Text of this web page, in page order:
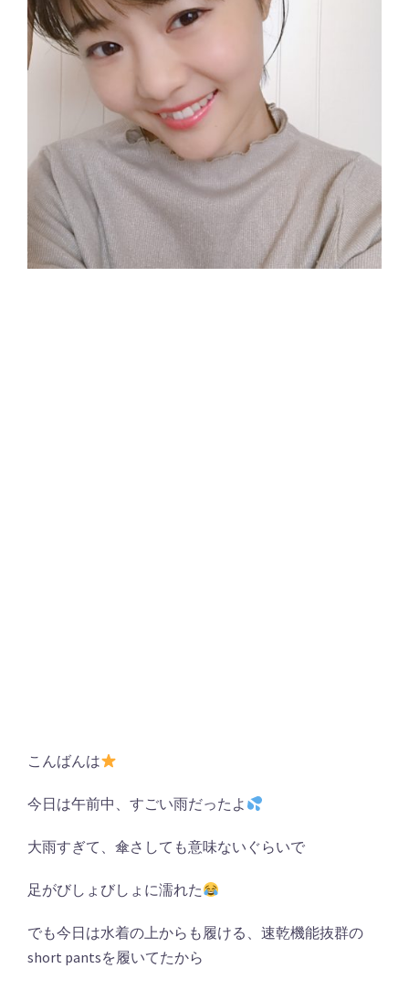
こんばんは
今日は午前中、すごい雨だったよ
大雨すぎて、傘さしても意味ないぐらいで
足がびしょびしょに濡れた
でも今日は水着の上からも履ける、速乾機能抜群の
short pantsを履いてたから